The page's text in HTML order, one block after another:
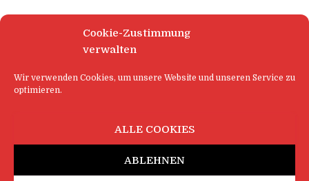
Cookie-Zustimmung
verwalten
Wir verwenden Cookies, um unsere Website und unseren Service zu
optimieren.
ALLE COOKIES
ABLEHNEN